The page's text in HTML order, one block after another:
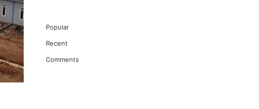
Popular
Recent
Comments